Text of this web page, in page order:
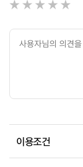
이용조건